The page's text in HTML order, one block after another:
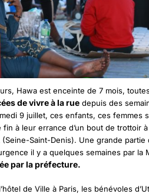
Hawa est enceinte de 7 mois,
de vivre à la rue depuis des
9 juillet, ces enfants, ces femmes
à leur errance d’un bout de trottoir à
Saint-Denis). Une grande partie
il y a quelques semaines par la
par la préfecture.
de Ville à Paris, les bénévoles